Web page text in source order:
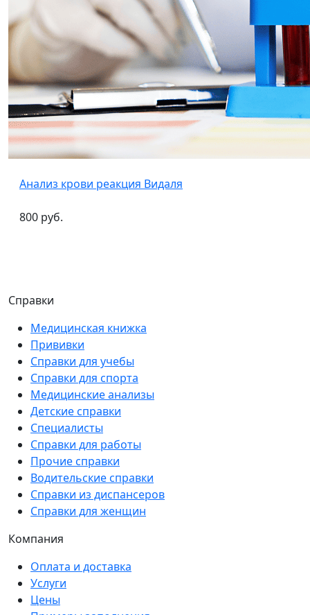
Анализ крови реакция Видаля
800 руб.
Справки
Медицинская книжка
Прививки
Справки для учебы
Справки для спорта
Медицинские анализы
Детские справки
Специалисты
Справки для работы
Прочие справки
Водительские справки
Справки из диспансеров
Справки для женщин
Компания
Оплата и доставка
Услуги
Цены